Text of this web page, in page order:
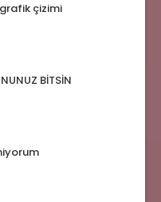
çizimi
BİTSİN